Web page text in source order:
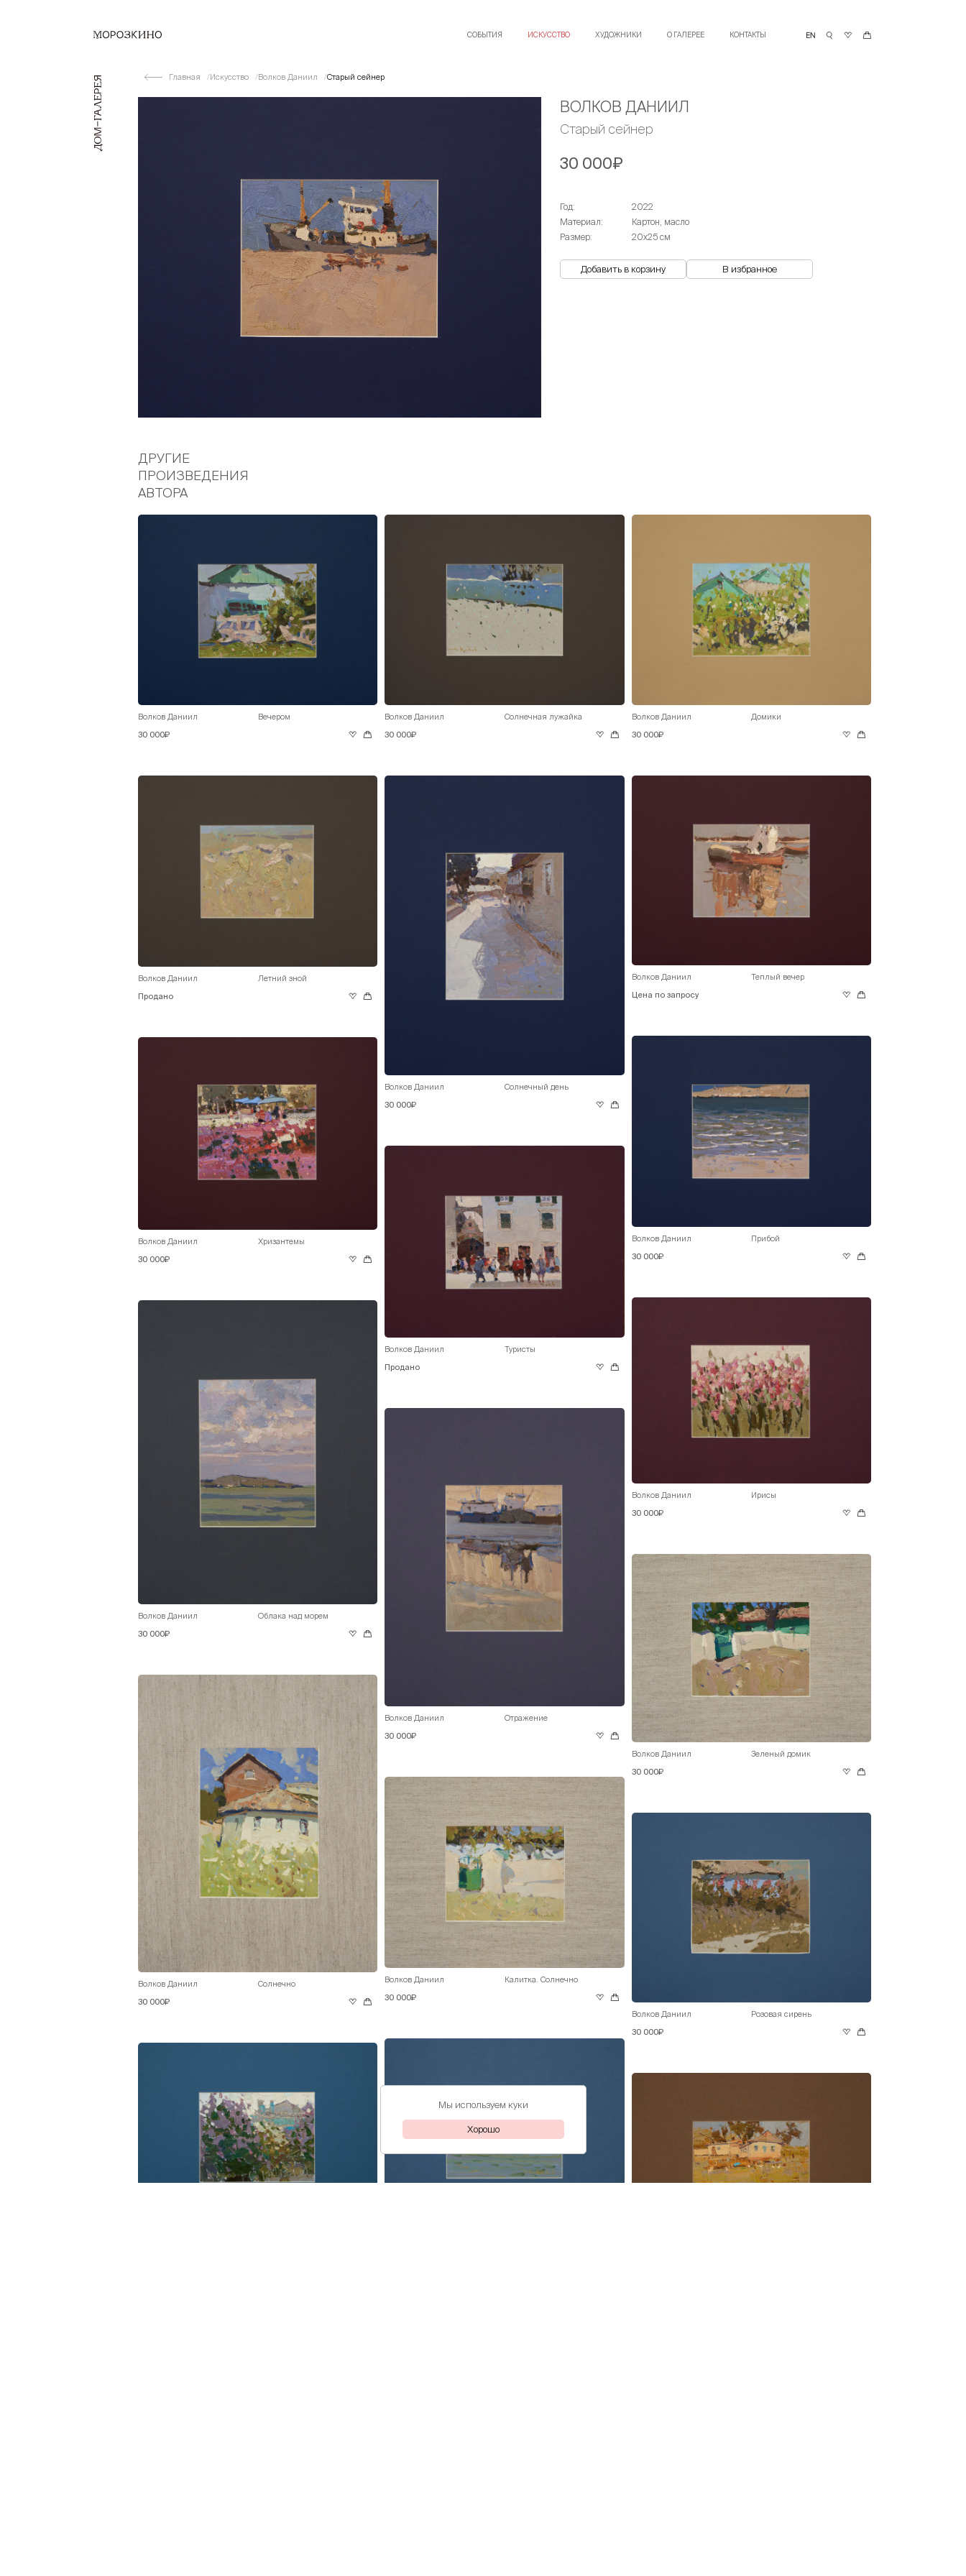
СОБЫТИЯ ИСКУССТВО ХУДОЖНИКИ О ГАЛЕРЕЕ КОНТАКТЫ
Главная Искусство Волков Даниил Старый сейнер
ВОЛКОВ ДАНИИЛ
Старый сейнер
30 000₽
Год:
2022
Материал:
Картон, масло
Размер:
20х25 см
Добавить в корзину В избранное
ДРУГИЕ
ПРОИЗВЕДЕНИЯ
АВТОРА
Волков Даниил Вечером
30 000₽
Волков Даниил Солнечная лужайка
30 000₽
Волков Даниил Домики
30 000₽
Волков Даниил Летний зной
Продано
Волков Даниил Солнечный день
30 000₽
Волков Даниил Теплый вечер
Цена по запросу
Волков Даниил Прибой
30 000₽
Волков Даниил Хризантемы
30 000₽
Волков Даниил Туристы
Продано
Волков Даниил Ирисы
30 000₽
Волков Даниил Облака над морем
30 000₽
Волков Даниил Отражение
30 000₽
Волков Даниил Зеленый домик
30 000₽
Волков Даниил Солнечно
30 000₽
Волков Даниил Калитка. Солнечно
30 000₽
Волков Даниил
Розовая сирень
30 000₽
Мы используем куки
Хорошо